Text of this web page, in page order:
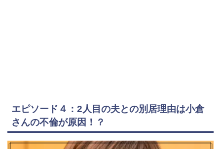
エピソード４： 2人目の夫との別居理由は小倉
さんの不倫が原因！？